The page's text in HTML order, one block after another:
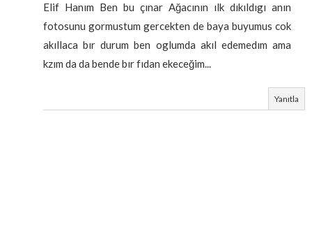
Elif Hanım Ben bu çınar Ağacının ılk dıkıldıgı anın
fotosunu gormustum gercekten de baya buyumus cok
akıllaca bır durum ben oglumda akıl edemedım ama
kzım da da bende bır fıdan ekeceğim...
Yanıtla